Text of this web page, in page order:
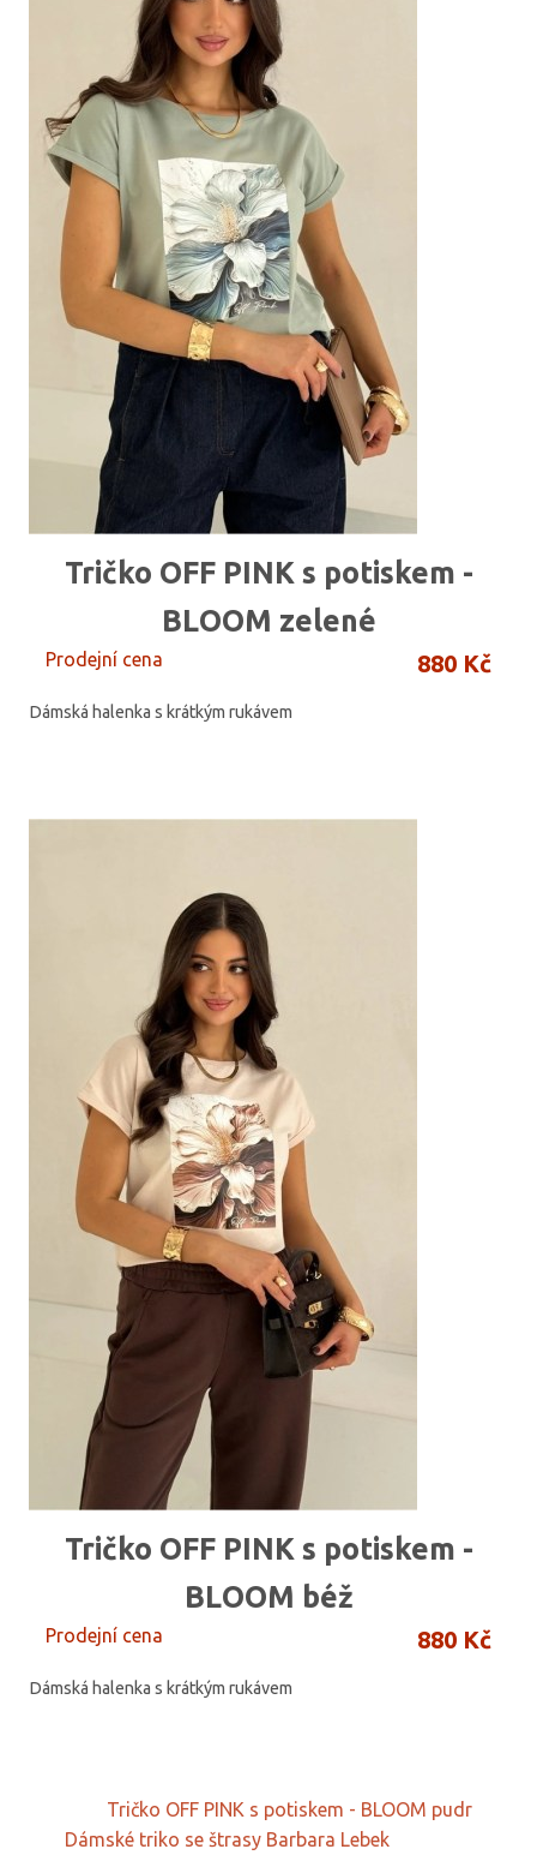
Tričko OFF PINK s potiskem -
BLOOM zelené
Prodejní cena 880 Kč
Dámská halenka s krátkým rukávem
Tričko OFF PINK s potiskem -
BLOOM béž
Prodejní cena 880 Kč
Dámská halenka s krátkým rukávem
Tričko OFF PINK s potiskem - BLOOM pudr
Dámské triko se štrasy Barbara Lebek